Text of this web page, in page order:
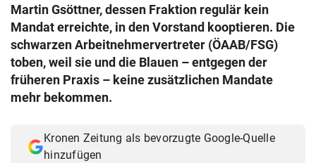
© Krone Multimedia GmbH & Co KG 2026
Muthgasse 2, 1190 Wien
Martin Gsöttner, dessen Fraktion regulär kein
Mandat erreichte, in den Vorstand kooptieren. Die
schwarzen Arbeitnehmervertreter (ÖAAB/FSG)
toben, weil sie und die Blauen – entgegen der
früheren Praxis – keine zusätzlichen Mandate
mehr bekommen.
Kronen Zeitung als bevorzugte Google-Quelle
hinzufügen